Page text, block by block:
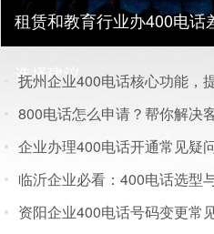
租赁和教育行业办400电话
选择建议
800电话怎么申请？帮你解决